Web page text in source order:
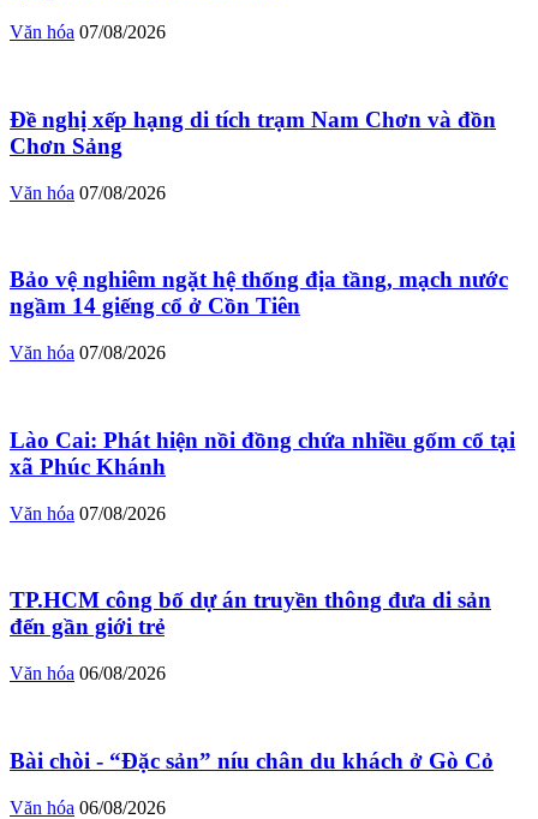
Văn hóa 07/08/2026
Đề nghị xếp hạng di tích trạm Nam Chơn và đồn
Chơn Sảng
Văn hóa 07/08/2026
Bảo vệ nghiêm ngặt hệ thống địa tầng, mạch nước
ngầm 14 giếng cổ ở Cồn Tiên
Văn hóa 07/08/2026
Lào Cai: Phát hiện nồi đồng chứa nhiều gốm cổ tại
xã Phúc Khánh
Văn hóa 07/08/2026
TP.HCM công bố dự án truyền thông đưa di sản
đến gần giới trẻ
Văn hóa 06/08/2026
Bài chòi - “Đặc sản” níu chân du khách ở Gò Cỏ
Văn hóa 06/08/2026